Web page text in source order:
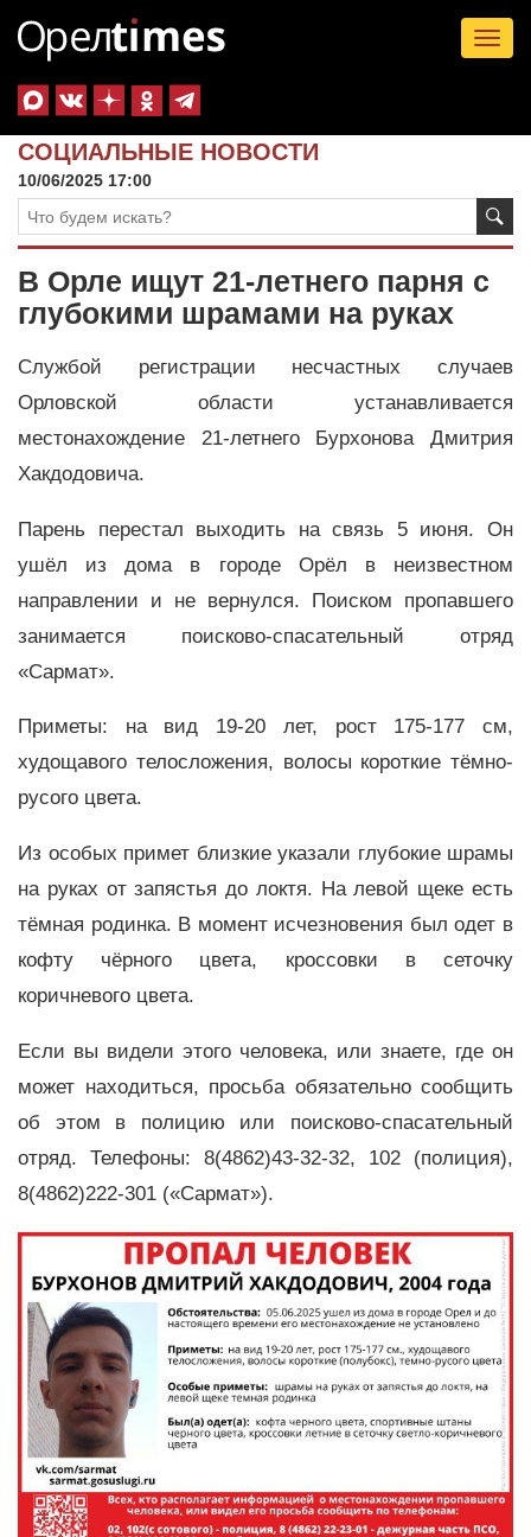
СОЦИАЛЬНЫЕ НОВОСТИ
10/06/2025 17:00
В Орле ищут 21-летнего парня с
глубокими шрамами на руках
Службой регистрации несчастных случаев
Орловской области устанавливается
местонахождение 21-летнего Бурхонова Дмитрия
Хакдодовича.
Парень перестал выходить на связь 5 июня. Он
ушёл из дома в городе Орёл в неизвестном
направлении и не вернулся. Поиском пропавшего
занимается поисково-спасательный отряд
«Сармат».
Приметы: на вид 19-20 лет, рост 175-177 см,
худощавого телосложения, волосы короткие тёмно-
русого цвета.
Из особых примет близкие указали глубокие шрамы
на руках от запястья до локтя. На левой щеке есть
тёмная родинка. В момент исчезновения был одет в
кофту чёрного цвета, кроссовки в сеточку
коричневого цвета.
Если вы видели этого человека, или знаете, где он
может находиться, просьба обязательно сообщить
об этом в полицию или поисково-спасательный
отряд. Телефоны: 8(4862)43-32-32, 102 (полиция),
8(4862)222-301 («Сармат»).